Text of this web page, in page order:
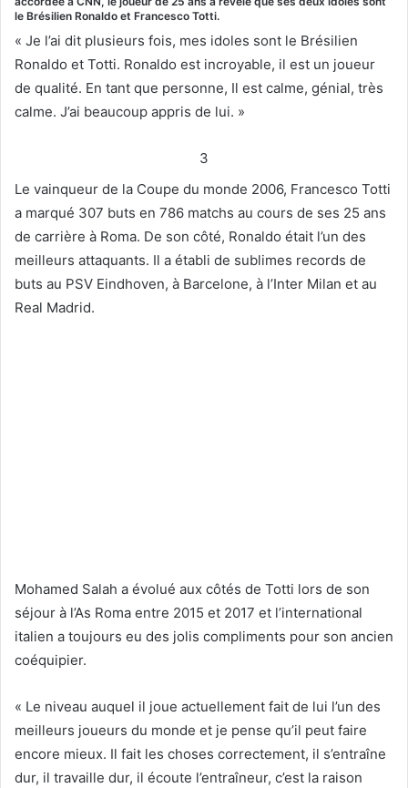
le Brésilien Ronaldo et Francesco Totti.
« Je l’ai dit plusieurs fois, mes idoles sont le Brésilien
Ronaldo et Totti. Ronaldo est incroyable, il est un joueur
de qualité. En tant que personne, Il est calme, génial, très
calme. J’ai beaucoup appris de lui. »
3
Le vainqueur de la Coupe du monde 2006, Francesco Totti
a marqué 307 buts en 786 matchs au cours de ses 25 ans
de carrière à Roma. De son côté, Ronaldo était l’un des
meilleurs attaquants. Il a établi de sublimes records de
buts au PSV Eindhoven, à Barcelone, à l’Inter Milan et au
Real Madrid.
Mohamed Salah a évolué aux côtés de Totti lors de son
séjour à l’As Roma entre 2015 et 2017 et l’international
italien a toujours eu des jolis compliments pour son ancien
coéquipier.
« Le niveau auquel il joue actuellement fait de lui l’un des
meilleurs joueurs du monde et je pense qu’il peut faire
encore mieux. Il fait les choses correctement, il s’entraîne
dur, il travaille dur, il écoute l’entraîneur, c’est la raison